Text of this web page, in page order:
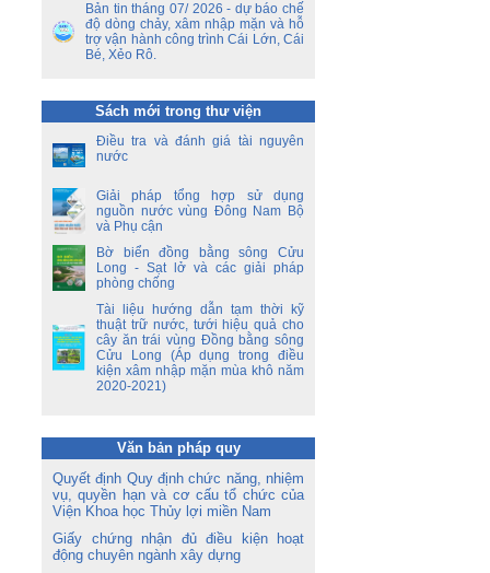
Bản tin tháng 07/ 2026 - dự báo chế
độ dòng chảy, xâm nhập mặn và hỗ
trợ vận hành công trình Cái Lớn, Cái
Bé, Xẻo Rô.
Sách mới trong thư viện
Điều tra và đánh giá tài nguyên
nước
Giải pháp tổng hợp sử dụng
nguồn nước vùng Đông Nam Bộ
và Phụ cận
Bờ biển đồng bằng sông Cửu
Long - Sạt lở và các giải pháp
phòng chống
Tài liệu hướng dẫn tạm thời kỹ
thuật trữ nước, tưới hiệu quả cho
cây ăn trái vùng Đồng bằng sông
Cửu Long (Áp dụng trong điều
kiện xâm nhập mặn mùa khô năm
2020-2021)
Văn bản pháp quy
Quyết định Quy định chức năng, nhiệm
vụ, quyền hạn và cơ cấu tổ chức của
Viện Khoa học Thủy lợi miền Nam
Giấy chứng nhận đủ điều kiện hoạt
động chuyên ngành xây dựng